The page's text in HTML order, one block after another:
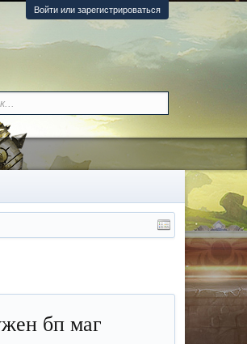
Войти или зарегистрироваться
бп маг